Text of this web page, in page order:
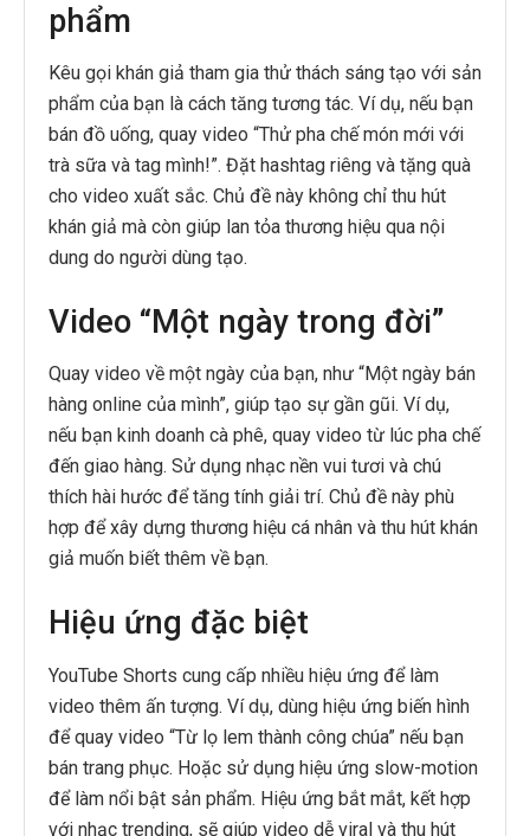
phẩm
Kêu gọi khán giả tham gia thử thách sáng tạo với sản
phẩm của bạn là cách tăng tương tác. Ví dụ, nếu bạn
bán đồ uống, quay video “Thử pha chế món mới với
trà sữa và tag mình!”. Đặt hashtag riêng và tặng quà
cho video xuất sắc. Chủ đề này không chỉ thu hút
khán giả mà còn giúp lan tỏa thương hiệu qua nội
dung do người dùng tạo.
Video “Một ngày trong đời”
Quay video về một ngày của bạn, như “Một ngày bán
hàng online của mình”, giúp tạo sự gần gũi. Ví dụ,
nếu bạn kinh doanh cà phê, quay video từ lúc pha chế
đến giao hàng. Sử dụng nhạc nền vui tươi và chú
thích hài hước để tăng tính giải trí. Chủ đề này phù
hợp để xây dựng thương hiệu cá nhân và thu hút khán
giả muốn biết thêm về bạn.
Hiệu ứng đặc biệt
YouTube Shorts cung cấp nhiều hiệu ứng để làm
video thêm ấn tượng. Ví dụ, dùng hiệu ứng biến hình
để quay video “Từ lọ lem thành công chúa” nếu bạn
bán trang phục. Hoặc sử dụng hiệu ứng slow-motion
để làm nổi bật sản phẩm. Hiệu ứng bắt mắt, kết hợp
với nhạc trending, sẽ giúp video dễ viral và thu hút